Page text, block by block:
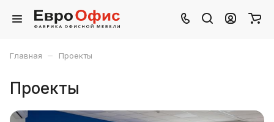
Главная – Проекты
Проекты